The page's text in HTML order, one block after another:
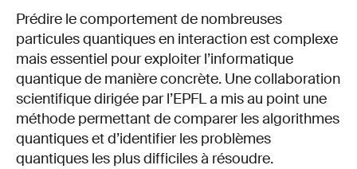
Prédire le comportement de nombreuses
particules quantiques en interaction est complexe
mais essentiel pour exploiter l’informatique
quantique de manière concrète. Une collaboration
scientifique dirigée par l’EPFL a mis au point une
méthode permettant de comparer les algorithmes
quantiques et d’identifier les problèmes
quantiques les plus difficiles à résoudre.